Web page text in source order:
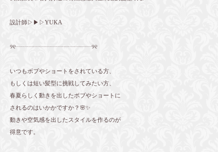
設計師▷▶▷YUKA
୨୧┈┈┈┈┈┈┈┈┈┈┈┈┈୨୧
いつもボブやショートをされている方、
もしくは短い髪型に挑戦してみたい方、
春夏らしく動きを出したボブやショートに
されるのはいかかですか？🌸✨
動きや空気感を出したスタイルを作るのが
得意です。